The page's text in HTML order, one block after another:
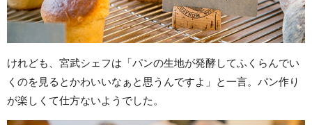
けれども、宮武シェフは「パンの生地が発酵してふくらんでい
くのを見るとかわいいなぁと思うんですよ」と一言。パン作り
が楽しくて仕方ないようでした。